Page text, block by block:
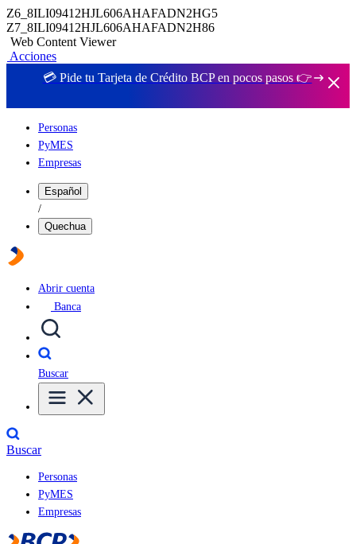
Z6_8ILI09412HJL606AHAFADN2HG5
Z7_8ILI09412HJL606AHAFADN2H86
Web Content Viewer
Acciones
💳 Pide tu Tarjeta de Crédito BCP en pocos pasos 👉
Personas
PyMES
Empresas
Español
/
Quechua
Abrir cuenta
Banca
Buscar
Buscar
Personas
PyMES
Empresas